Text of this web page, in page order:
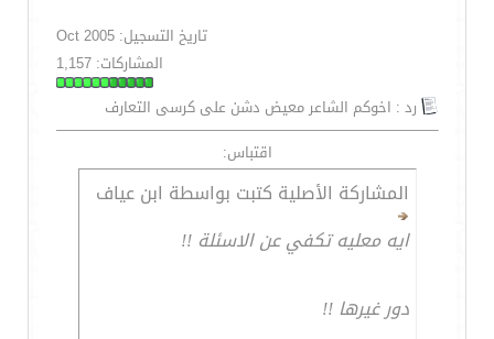
تاريخ التسجيل: Oct 2005
المشاركات: 1,157
رد : اخوكم الشاعر معيض دشن على كرسى التعارف
اقتباس:
المشاركة الأصلية كتبت بواسطة ابن عياف
ايه معليه تكفي عن الاسئلة !!
دور غيرها !!